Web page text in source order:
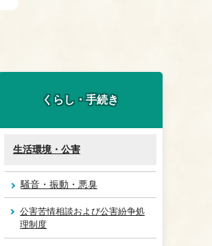
くらし・手続き
生活環境・公害
騒音・振動・悪臭
公害苦情相談および公害紛争処
理制度